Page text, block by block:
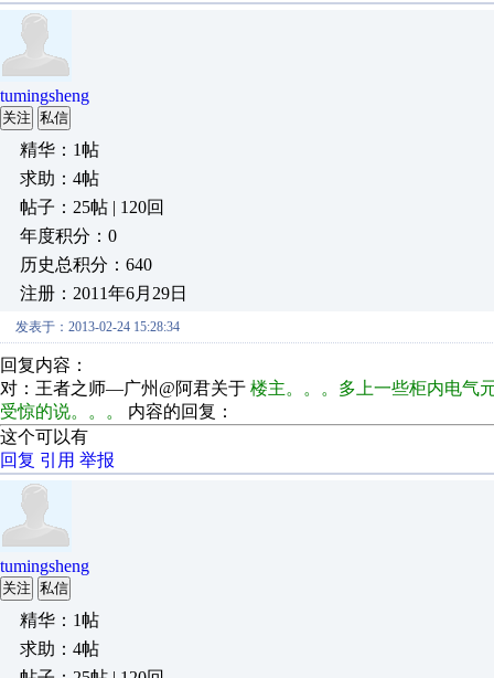
tumingsheng
关注 私信
精华：1帖
求助：4帖
帖子：25帖 | 120回
年度积分：0
历史总积分：640
注册：2011年6月29日
发表于：2013-02-24 15:28:34
回复内容：
对：王者之师—广州@阿君关于 楼主。。。多上一些柜内电气
受惊的说。。。 内容的回复：
这个可以有
回复 引用 举报
tumingsheng
关注 私信
精华：1帖
求助：4帖